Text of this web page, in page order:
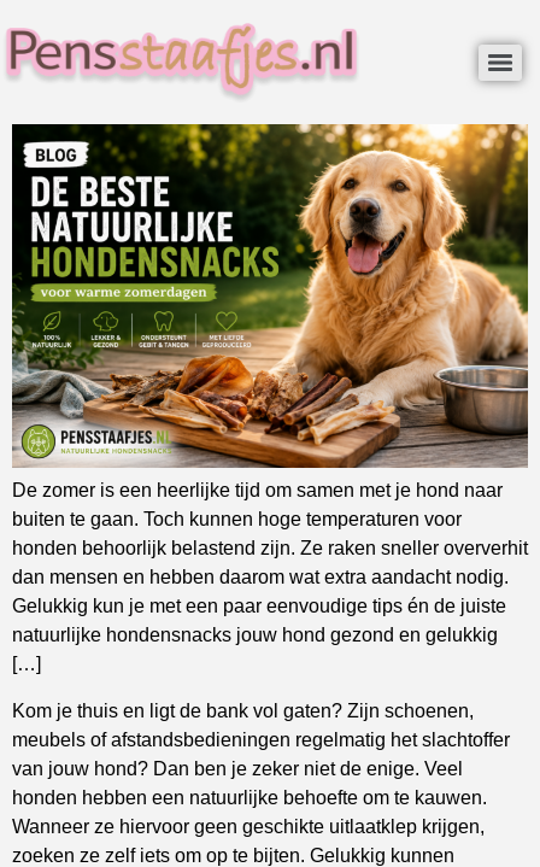
De zomer is een heerlijke tijd om samen met je hond naar
buiten te gaan. Toch kunnen hoge temperaturen voor
honden behoorlijk belastend zijn. Ze raken sneller oververhit
dan mensen en hebben daarom wat extra aandacht nodig.
Gelukkig kun je met een paar eenvoudige tips én de juiste
natuurlijke hondensnacks jouw hond gezond en gelukkig
[…]
Kom je thuis en ligt de bank vol gaten? Zijn schoenen,
meubels of afstandsbedieningen regelmatig het slachtoffer
van jouw hond? Dan ben je zeker niet de enige. Veel
honden hebben een natuurlijke behoefte om te kauwen.
Wanneer ze hiervoor geen geschikte uitlaatklep krijgen,
zoeken ze zelf iets om op te bijten. Gelukkig kunnen